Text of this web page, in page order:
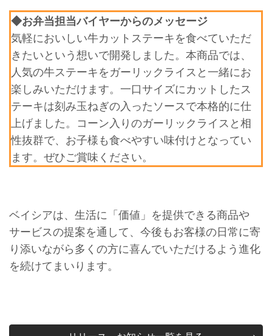
◆お弁当担当バイヤーからのメッセージ
気軽においしい牛カットステーキを食べていただ
きたいという想いで開発しました。本商品では、
人気の牛ステーキをガーリックライスと一緒にお
楽しみいただけます。一口サイズにカットしたス
テーキは刻み玉ねぎの入ったソースで本格的に仕
上げました。コーン入りのガーリックライスと相
性抜群で、お子様も食べやすい味付けとなってい
ます。ぜひご賞味ください。
ベイシアは、生活に「価値」を提供できる商品や
サービスの提案を通して、今後もお客様の日常に寄
り添いながら多くの方に喜んでいただけるよう進化
を続けてまいります。